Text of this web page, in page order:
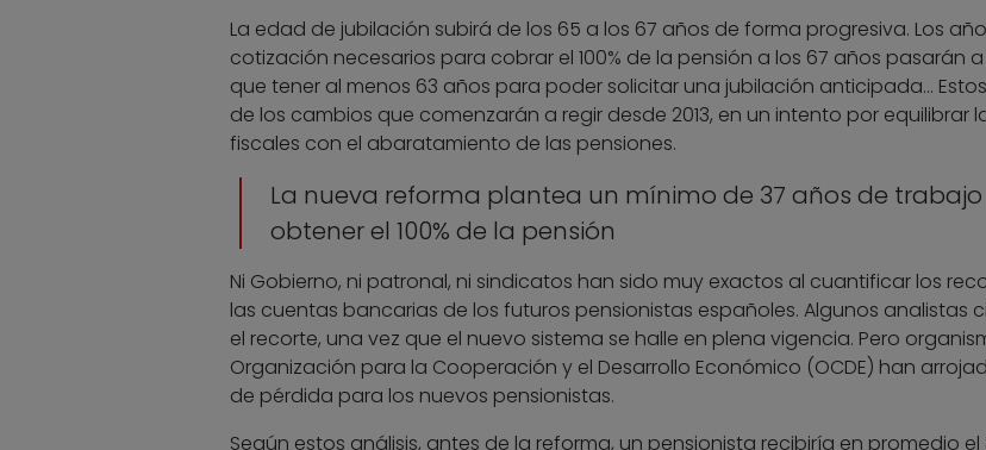
La edad de jubilación subirá de los 65 a los 67 años de forma progresiva. Los
cotización necesarios para cobrar el 100% de la pensión a los 67 años pasarán a
que tener al menos 63 años para poder solicitar una jubilación anticipada…
de los cambios que comenzarán a regir desde 2013, en un intento por equilibrar
fiscales con el abaratamiento de las pensiones.
La nueva reforma plantea un mínimo de 37 años de
obtener el 100% de la pensión
Ni Gobierno, ni patronal, ni sindicatos han sido muy exactos al cuantificar los
las cuentas bancarias de los futuros pensionistas españoles. Algunos analistas
el recorte, una vez que el nuevo sistema se halle en plena vigencia. Pero
Organización para la Cooperación y el Desarrollo Económico (OCDE) han
de pérdida para los nuevos pensionistas.
Según estos análisis, antes de la reforma, un pensionista recibiría en promedio el